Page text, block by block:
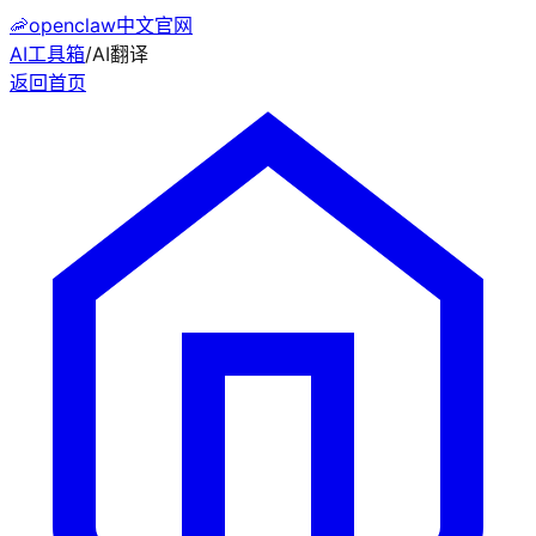
🦐openclaw中文官网
AI工具箱/AI翻译
返回首页